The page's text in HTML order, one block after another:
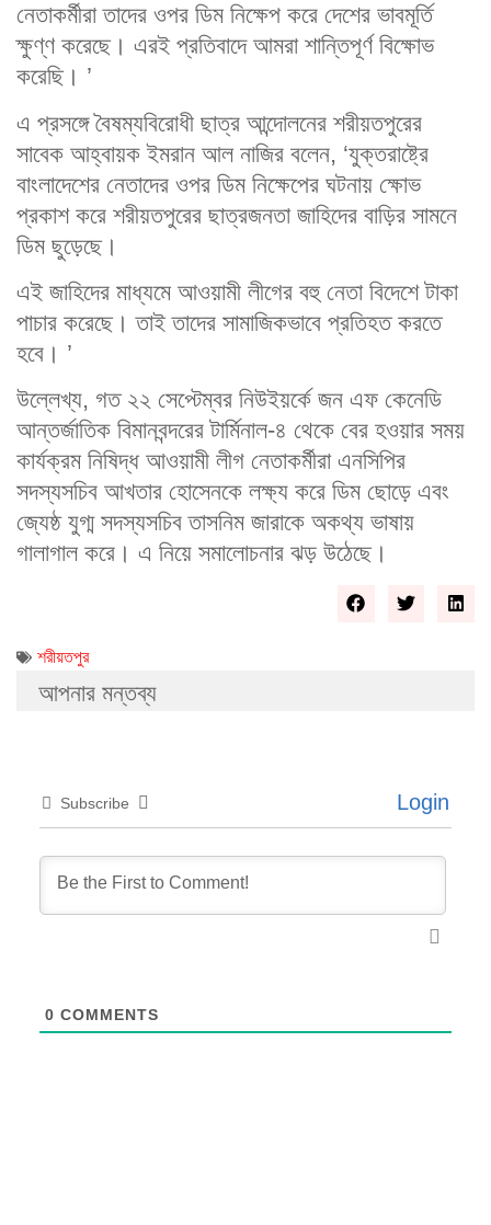
নেতাকর্মীরা তাদের ওপর ডিম নিক্ষেপ করে দেশের ভাবমূর্তি
ক্ষুণ্ণ করেছে। এরই প্রতিবাদে আমরা শান্তিপূর্ণ বিক্ষোভ
করেছি। ’
এ প্রসঙ্গে বৈষম্যবিরোধী ছাত্র আন্দোলনের শরীয়তপুরের
সাবেক আহ্বায়ক ইমরান আল নাজির বলেন, ‘যুক্তরাষ্ট্রে
বাংলাদেশের নেতাদের ওপর ডিম নিক্ষেপের ঘটনায় ক্ষোভ
প্রকাশ করে শরীয়তপুরের ছাত্রজনতা জাহিদের বাড়ির সামনে
ডিম ছুড়েছে।
এই জাহিদের মাধ্যমে আওয়ামী লীগের বহু নেতা বিদেশে টাকা
পাচার করেছে। তাই তাদের সামাজিকভাবে প্রতিহত করতে
হবে। ’
উল্লেখ্য, গত ২২ সেপ্টেম্বর নিউইয়র্কে জন এফ কেনেডি
আন্তর্জাতিক বিমানবন্দরের টার্মিনাল-৪ থেকে বের হওয়ার সময়
কার্যক্রম নিষিদ্ধ আওয়ামী লীগ নেতাকর্মীরা এনসিপির
সদস্যসচিব আখতার হোসেনকে লক্ষ্য করে ডিম ছোড়ে এবং
জ্যেষ্ঠ যুগ্ম সদস্যসচিব তাসনিম জারাকে অকথ্য ভাষায়
গালাগাল করে। এ নিয়ে সমালোচনার ঝড় উঠেছে।
শরীয়তপুর
আপনার মন্তব্য
Subscribe Login
0 COMMENTS